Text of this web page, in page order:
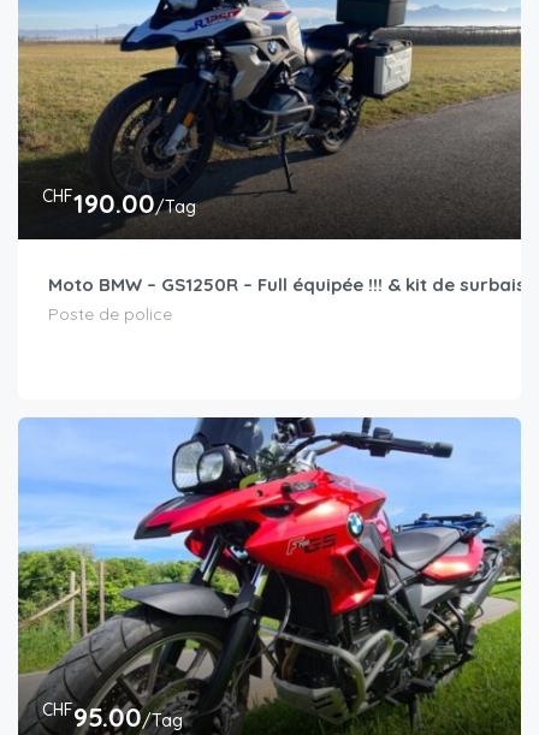
CHF190.00/Tag
Moto BMW – GS1250R – Full équipée !!! & kit de
Poste de police
CHF95.00/Tag